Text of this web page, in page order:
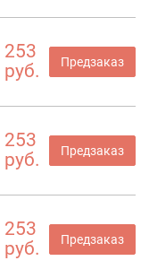
253
руб.
Предзаказ
253
руб.
Предзаказ
253
руб.
Предзаказ